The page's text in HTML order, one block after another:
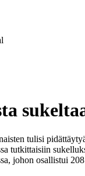
tulisi
tutkittaisiin
johon osallistui